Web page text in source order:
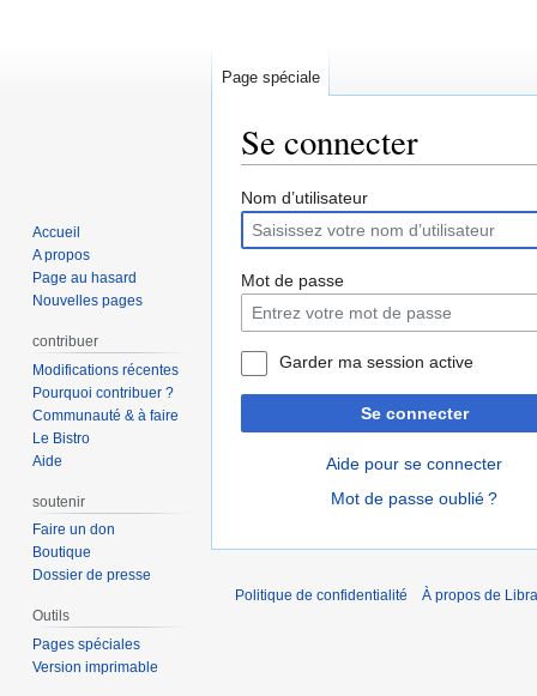
Se connecter
Aller
la
navigation
Aller
la
recherche
Nom d’utilisateur
Mot de passe
Garder ma session active
Se connecter
Aide pour se connecter
Mot de passe oublié ?
Page spéciale
Accueil
A propos
Page au hasard
Nouvelles pages
contribuer
Modifications récentes
Pourquoi contribuer ?
Communauté & à faire
Le Bistro
Aide
soutenir
Faire un don
Boutique
Dossier de presse
Outils
Pages spéciales
Version imprimable
Politique de confidentialité À propos de